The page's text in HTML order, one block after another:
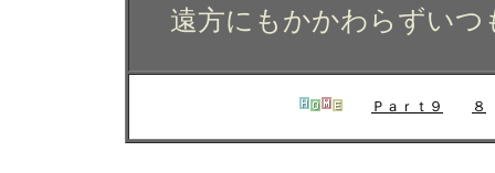
遠方にもかかわらずい
Ｐａｒｔ９ ８